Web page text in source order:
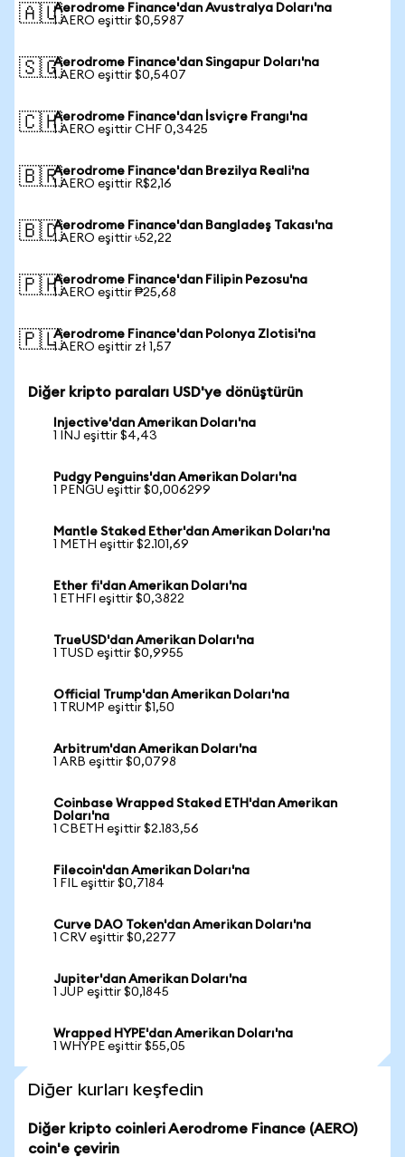
🇦🇺Aerodrome Finance'dan Avustralya Doları'na
1 AERO eşittir $0,5987
🇸🇬Aerodrome Finance'dan Singapur Doları'na
1 AERO eşittir $0,5407
🇨🇭Aerodrome Finance'dan İsviçre Frangı'na
1 AERO eşittir CHF 0,3425
🇧🇷Aerodrome Finance'dan Brezilya Reali'na
1 AERO eşittir R$2,16
🇧🇩Aerodrome Finance'dan Bangladeş Takası'na
1 AERO eşittir ৳52,22
🇵🇭Aerodrome Finance'dan Filipin Pezosu'na
1 AERO eşittir ₱25,68
🇵🇱Aerodrome Finance'dan Polonya Zlotisi'na
1 AERO eşittir zł 1,57
Diğer kripto paraları USD'ye dönüştürün
Injective'dan Amerikan Doları'na
1 INJ eşittir $4,43
Pudgy Penguins'dan Amerikan Doları'na
1 PENGU eşittir $0,006299
Mantle Staked Ether'dan Amerikan Doları'na
1 METH eşittir $2.101,69
Ether fi'dan Amerikan Doları'na
1 ETHFI eşittir $0,3822
TrueUSD'dan Amerikan Doları'na
1 TUSD eşittir $0,9955
Official Trump'dan Amerikan Doları'na
1 TRUMP eşittir $1,50
Arbitrum'dan Amerikan Doları'na
1 ARB eşittir $0,0798
Coinbase Wrapped Staked ETH'dan Amerikan
Doları'na
1 CBETH eşittir $2.183,56
Filecoin'dan Amerikan Doları'na
1 FIL eşittir $0,7184
Curve DAO Token'dan Amerikan Doları'na
1 CRV eşittir $0,2277
Jupiter'dan Amerikan Doları'na
1 JUP eşittir $0,1845
Wrapped HYPE'dan Amerikan Doları'na
1 WHYPE eşittir $55,05
Diğer kurları keşfedin
Diğer kripto coinleri Aerodrome Finance (AERO)
coin'e çevirin